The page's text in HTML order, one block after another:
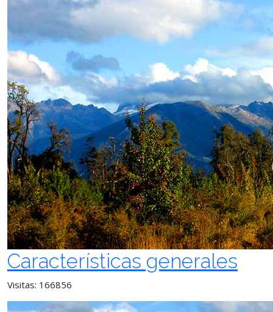
Características generales
Visitas: 166856